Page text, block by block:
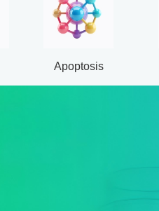
Apoptosis